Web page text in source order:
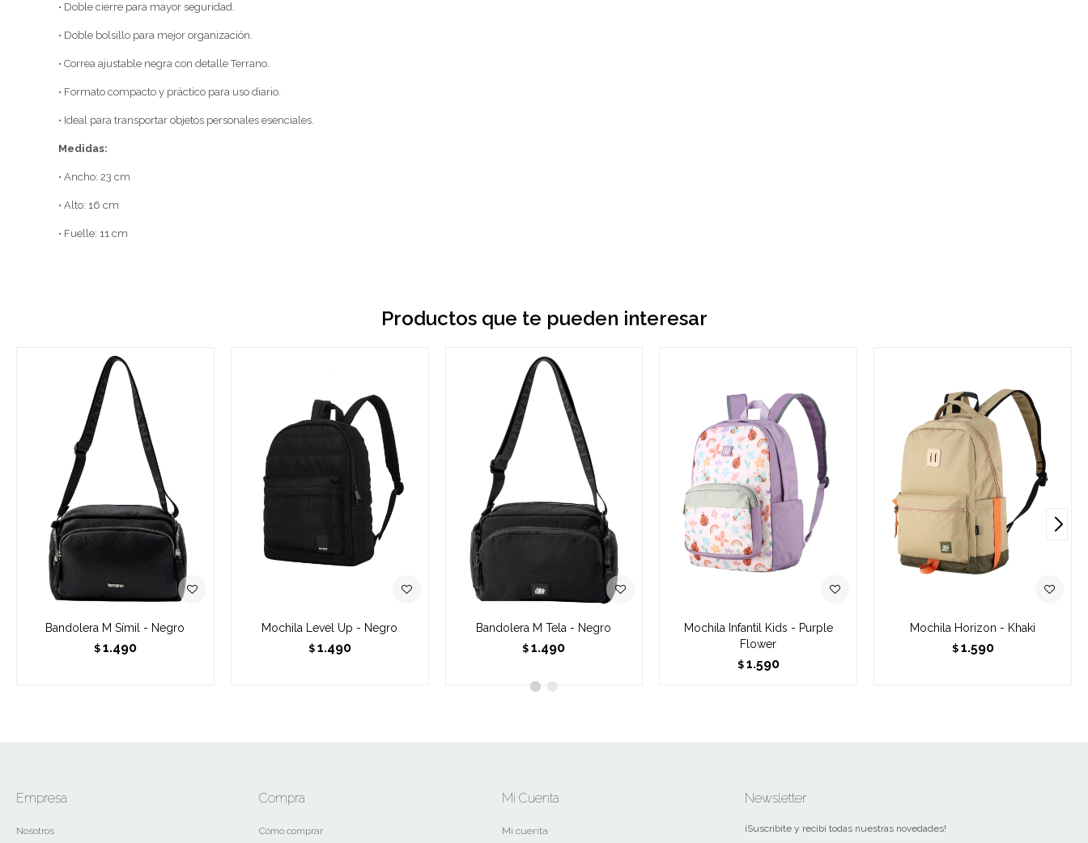
• Doble cierre para mayor seguridad.
• Doble bolsillo para mejor organización.
• Correa ajustable negra con detalle Terrano.
• Formato compacto y práctico para uso diario.
• Ideal para transportar objetos personales esenciales.
Medidas:
• Ancho: 23 cm
• Alto: 16 cm
• Fuelle: 11 cm
Productos que te pueden interesar
Bandolera M Símil - Negro
$ 1.490
Mochila Level Up - Negro
$ 1.490
Bandolera M Tela - Negro
$ 1.490
Mochila Infantil Kids - Purple
Flower
$ 1.590
Mochila Horizon - Khaki
$ 1.590
Empresa
Nosotros
Compra
Cómo comprar
Mi Cuenta
Mi cuenta
Newsletter
¡Suscribite y recibí todas nuestras novedades!